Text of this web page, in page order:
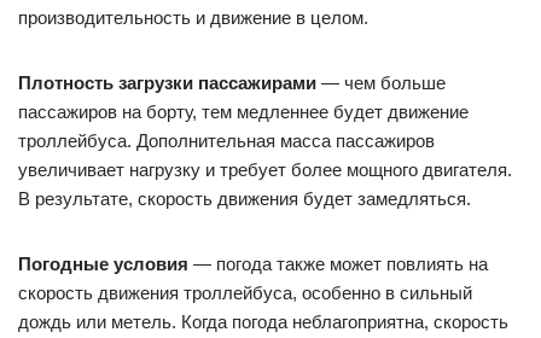
производительность и движение в целом.
Плотность загрузки пассажирами — чем больше
пассажиров на борту, тем медленнее будет движение
троллейбуса. Дополнительная масса пассажиров
увеличивает нагрузку и требует более мощного двигателя.
В результате, скорость движения будет замедляться.
Погодные условия — погода также может повлиять на
скорость движения троллейбуса, особенно в сильный
дождь или метель. Когда погода неблагоприятна, скорость